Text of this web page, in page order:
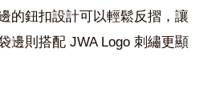
的鈕扣設計可以輕鬆反摺，讓
邊則搭配 JWA Logo 刺繡更顯